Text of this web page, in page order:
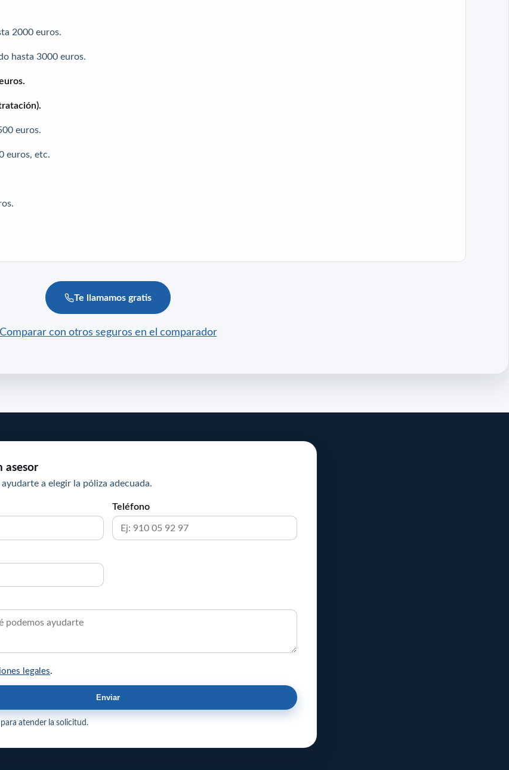
2000 euros.
hasta 3000 euros.
euros.
euros, etc.
Te llamamos gratis
Comparar con otros seguros en el comparador
asesor
a elegir la póliza adecuada.
Teléfono
legales.
Enviar
atender la solicitud.